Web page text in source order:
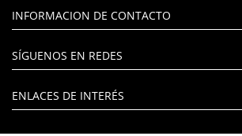
INFORMACION DE CONTACTO
SÍGUENOS EN REDES
ENLACES DE INTERÉS